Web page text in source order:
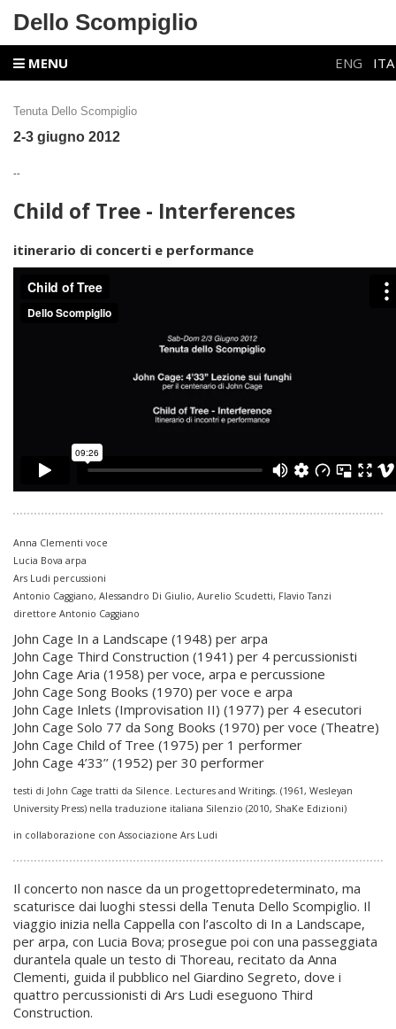
Dello Scompiglio
MENU ENG ITA
Tenuta Dello Scompiglio
2-3 giugno 2012
--
Child of Tree - Interferences
itinerario di concerti e performance
Anna Clementi voce
Lucia Bova arpa
Ars Ludi percussioni
Antonio Caggiano, Alessandro Di Giulio, Aurelio Scudetti, Flavio Tanzi
direttore Antonio Caggiano
John Cage In a Landscape (1948) per arpa
John Cage Third Construction (1941) per 4 percussionisti
John Cage Aria (1958) per voce, arpa e percussione
John Cage Song Books (1970) per voce e arpa
John Cage Inlets (Improvisation II) (1977) per 4 esecutori
John Cage Solo 77 da Song Books (1970) per voce (Theatre)
John Cage Child of Tree (1975) per 1 performer
John Cage 4’33’’ (1952) per 30 performer
testi di John Cage tratti da Silence. Lectures and Writings. (1961, Wesleyan
University Press) nella traduzione italiana Silenzio (2010, ShaKe Edizioni)
in collaborazione con Associazione Ars Ludi
Il concerto non nasce da un progettopredeterminato, ma
scaturisce dai luoghi stessi della Tenuta Dello Scompiglio. Il
viaggio inizia nella Cappella con l’ascolto di In a Landscape,
per arpa, con Lucia Bova; prosegue poi con una passeggiata
durantela quale un testo di Thoreau, recitato da Anna
Clementi, guida il pubblico nel Giardino Segreto, dove i
quattro percussionisti di Ars Ludi eseguono Third
Construction.